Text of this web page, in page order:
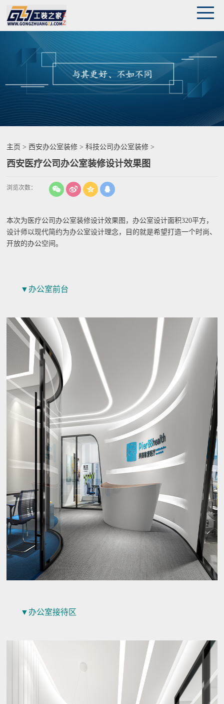
主页 > 西安办公室装修 >科技公司办公室装修 >
西安医疗公司办公室装修设计效果图
浏览次数：
本次为医疗公司办公室装修设计效果图，办公室设计面积320平方，
设计师以现代简约为办公室设计理念，目的就是希望打造一个时尚、
开放的办公空间。
▼办公室前台
▼办公室接待区